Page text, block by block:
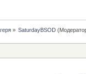
» SaturdayBSOD